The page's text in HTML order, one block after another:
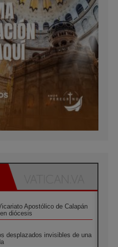
Apostólico de Calapán
diócesis
desplazados invisibles de una